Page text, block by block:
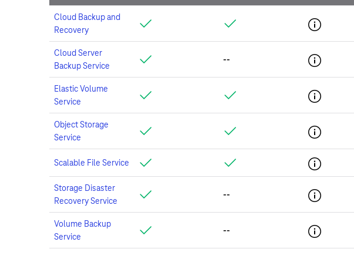
Cloud Backup and
Recovery
Cloud Server
Backup Service
--
Elastic Volume
Service
Object Storage
Service
Scalable File Service
Storage Disaster
Recovery Service
--
Volume Backup
Service
--